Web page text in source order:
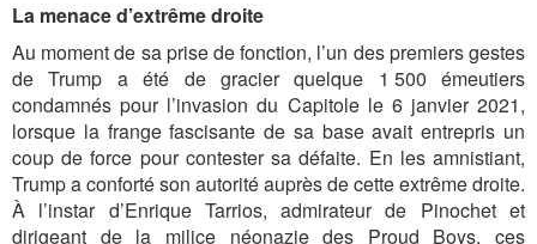
La menace d’extrême droite
Au moment de sa prise de fonction, l’un des premiers gestes
de Trump a été de gracier quelque 1 500 émeutiers
condamnés pour l’invasion du Capitole le 6 janvier 2021,
lorsque la frange fascisante de sa base avait entrepris un
coup de force pour contester sa défaite. En les amnistiant,
Trump a conforté son autorité auprès de cette extrême droite.
À l’instar d’Enrique Tarrios, admirateur de Pinochet et
dirigeant de la milice néonazie des Proud Boys, ces